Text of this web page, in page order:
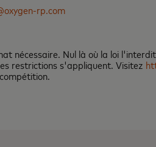
rp.com
nécessaire. Nul là où la loi
restrictions s'appliquent. Visitez